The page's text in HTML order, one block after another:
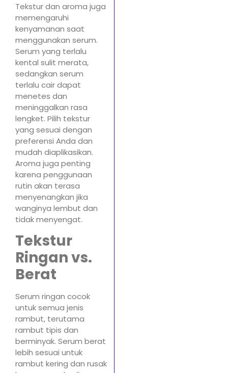
Tekstur dan aroma juga
memengaruhi
kenyamanan saat
menggunakan serum.
Serum yang terlalu
kental sulit merata,
sedangkan serum
terlalu cair dapat
menetes dan
meninggalkan rasa
lengket. Pilih tekstur
yang sesuai dengan
preferensi Anda dan
mudah diaplikasikan.
Aroma juga penting
karena penggunaan
rutin akan terasa
menyenangkan jika
wanginya lembut dan
tidak menyengat.
Tekstur
Ringan vs.
Berat
Serum ringan cocok
untuk semua jenis
rambut, terutama
rambut tipis dan
berminyak. Serum berat
lebih sesuai untuk
rambut kering dan rusak